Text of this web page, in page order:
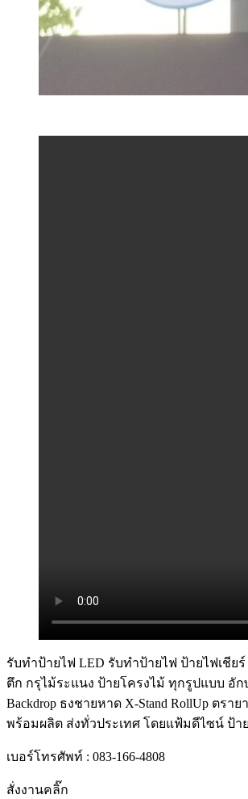
รับทําป้ายไฟ LED รับทำป้ายไฟ ป้ายไฟเชี
ตึก กรุไม้ระแนง ป้ายโครงไม้ ทุกรูปแบบ อั
Backdrop ธงชายหาด X-Stand RollUp ต
พร้อมผลิต ส่งทั่วประเทศ โดยแฟ้มดีไซน์ ป้า
เบอร์โทรศัพท์ : 083-166-4808
สั่งงานคลิ๊ก